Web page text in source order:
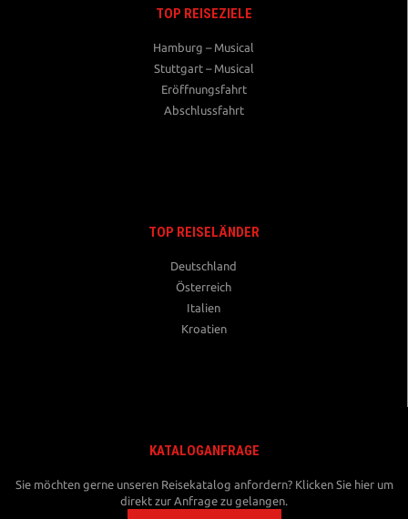
TOP REISEZIELE
Hamburg – Musical
Stuttgart – Musical
Eröffnungsfahrt
Abschlussfahrt
TOP REISELÄNDER
Deutschland
Österreich
Italien
Kroatien
KATALOGANFRAGE
Sie möchten gerne unseren Reisekatalog anfordern? Klicken Sie hier um
direkt zur Anfrage zu gelangen.